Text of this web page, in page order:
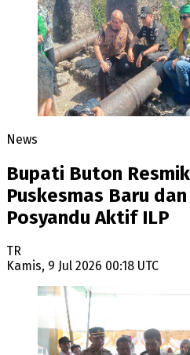
News
Bupati Buton
Puskesmas Baru
Posyandu Aktif ILP
TR
Kamis, 9 Jul 2026 00:18 UTC